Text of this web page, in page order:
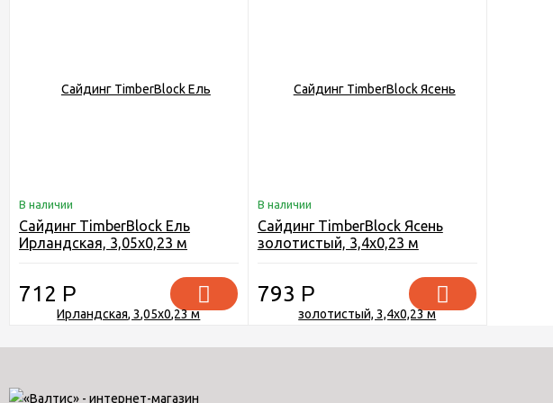
В наличии
Сайдинг TimberBlock Ель
Ирландская, 3,05х0,23 м
712 Р
В наличии
Сайдинг TimberBlock Ясень
золотистый, 3,4х0,23 м
793 Р